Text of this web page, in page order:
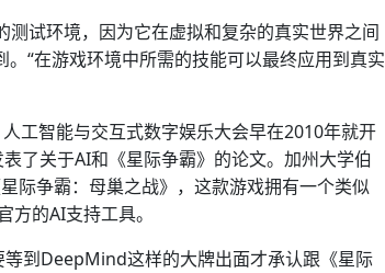
试环境，因为它在虚拟和复杂的真实世界之间
“在游戏环境中所需的技能可以最终应用到真实
工智能与交互式数字娱乐大会早在2010年就开
了关于AI和《星际争霸》的论文。加州大学伯
际争霸：母巢之战》，这款游戏拥有一个类似
方的AI支持工具。
到DeepMind这样的大牌出面才承认跟《星际